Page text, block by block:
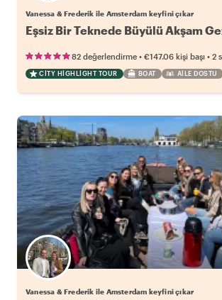
Vanessa & Frederik ile Amsterdam keyfini çıkar
Eşsiz Bir Teknede Büyülü Akşam
82 değerlendirme • €147.06 kişi başı • 2
CITY HIGHLIGHT TOUR BOAT AILE DOSTU
Vanessa & Frederik ile Amsterdam keyfini çıkar